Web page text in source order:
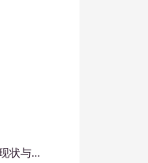
AI技术在客服系统中的应用现状与前景